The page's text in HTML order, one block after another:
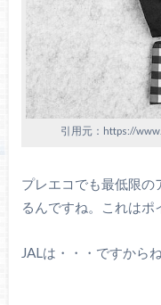
引用元：https://
プレエコでも最低限の
るんですね。これはポ
JALは・・・ですからね